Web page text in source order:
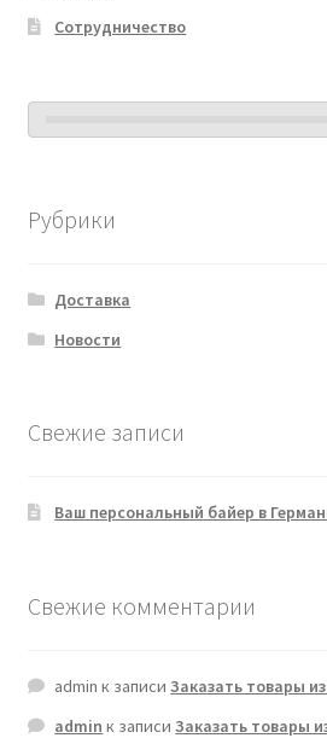
Сотрудничество
Рубрики
Доставка
Новости
Свежие записи
Ваш персональный байер в
Свежие комментарии
admin к записиЗаказать товары
admin к записиЗаказать товары